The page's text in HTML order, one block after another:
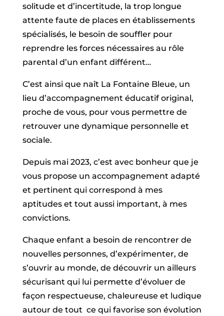
solitude et d’incertitude, la trop longue
attente faute de places en établissements
spécialisés, le besoin de souffler pour
reprendre les forces nécessaires au rôle
parental d’un enfant différent…
C’est ainsi que naît La Fontaine Bleue, un
lieu d’accompagnement éducatif original,
proche de vous, pour vous permettre de
retrouver une dynamique personnelle et
sociale.
Depuis mai 2023, c’est avec bonheur que je
vous propose un accompagnement adapté
et pertinent qui correspond à mes
aptitudes et tout aussi important, à mes
convictions.
Chaque enfant a besoin de rencontrer de
nouvelles personnes, d’expérimenter, de
s’ouvrir au monde, de découvrir un ailleurs
sécurisant qui lui permette d’évoluer de
façon respectueuse, chaleureuse et ludique
autour de tout ce qui favorise son évolution